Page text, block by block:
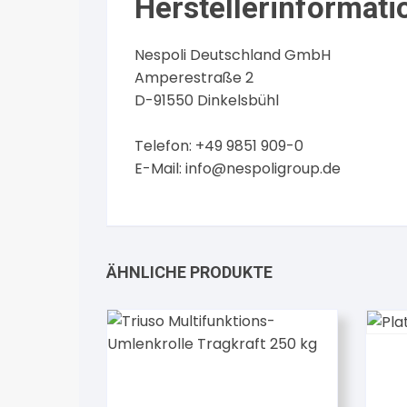
Nespoli Deutschland GmbH
Amperestraße 2
D-91550 Dinkelsbühl
Telefon: +49 9851 909-0
E-Mail: info@nespoligroup.de
ÄHNLICHE PRODUKTE